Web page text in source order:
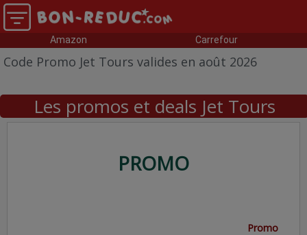
Amazon Carrefour
Code Promo Jet Tours valides en août 2026
Les promos et deals Jet Tours
PROMO
Promo